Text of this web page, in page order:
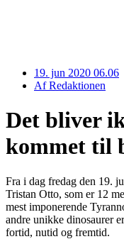
19. jun 2020 06.06
AfRedaktionen
Det bliver
kommet til
Fra i dag fredag den 19.
Tristan Otto, som er 12
mest imponerende
andre unikke dinosaurer
fortid, nutid og fremtid.